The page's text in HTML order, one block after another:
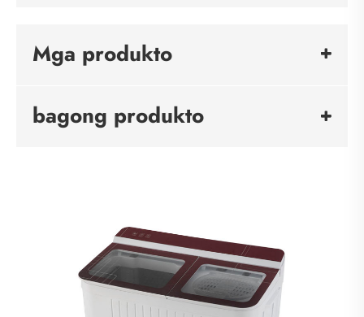
Mga produkto
bagong produkto